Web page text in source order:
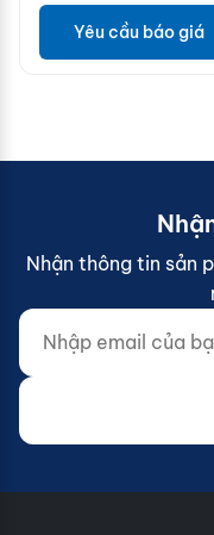
Yêu cầu báo giá
Nhận thông tin sản
Nhập email của bạn...
Website (do not fill)